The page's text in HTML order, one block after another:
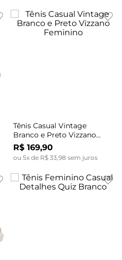
Tênis Casual Vintage
Branco e Preto Vizzano
Feminino
R$ 169,90
ou 5x de R$ 33,98 sem juros